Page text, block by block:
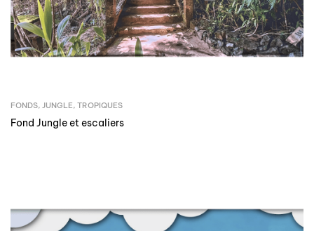
FONDS, JUNGLE, TROPIQUES
Fond Jungle et escaliers